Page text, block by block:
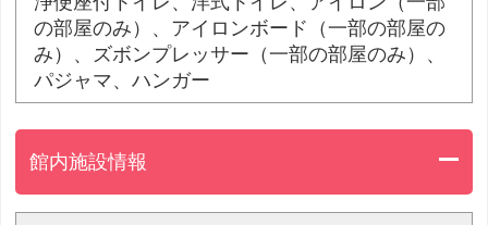
の部屋のみ）、アイロンボード（一部の部屋の
み）、ズボンプレッサー（一部の部屋のみ）、
パジャマ、ハンガー
館内施設情報